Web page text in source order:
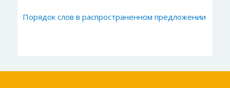
Порядок слов в распространенном предложении